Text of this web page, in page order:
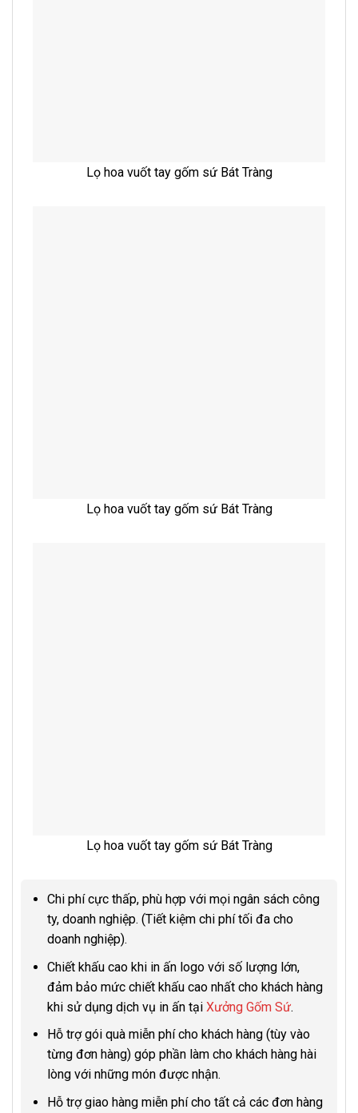
Lọ hoa vuốt tay gốm sứ Bát Tràng
Lọ hoa vuốt tay gốm sứ Bát Tràng
Lọ hoa vuốt tay gốm sứ Bát Tràng
Chi phí cực thấp, phù hợp với mọi ngân sách công
ty, doanh nghiệp. (Tiết kiệm chi phí tối đa cho
doanh nghiệp).
Chiết khấu cao khi in ấn logo với số lượng lớn,
đảm bảo mức chiết khấu cao nhất cho khách hàng
khi sử dụng dịch vụ in ấn tại Xưởng Gốm Sứ.
Hỗ trợ gói quà miễn phí cho khách hàng (tùy vào
từng đơn hàng) góp phần làm cho khách hàng hài
lòng với những món được nhận.
Hỗ trợ giao hàng miễn phí cho tất cả các đơn hàng